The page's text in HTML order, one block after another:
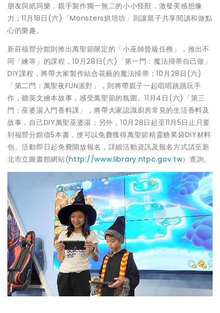
朋友與紙同樂，親手製作獨一無二的小小怪獸，激發美感想像
力；11月18日(六)「Monsters烘培坊」則讓親子共享閱讀和做點
心的樂趣。
新莊福營分館則推出萬聖節限定的「小巫師晉級任務」，推出不
同「練等」的課程，10月28日(六)「第一門：魔法掃帚自己做」
DIY課程，將帶大家製作結合花藝的魔法掃帚；10月28日(六)
「第二門：萬聖夜FUN派對」，則將帶親子一起唱唱跳跳玩手
作，聽英文繪本故事，感受萬聖節的氛圍。11月4日(六)「第三
門：巫婆湯入門香料課」，將帶大家認識廚房常見的生活香料及
故事，自己DIY萬聖巫婆湯；另外，10月28日起至11月5日止只要
到福營分館借5本書，便可以免費獲得萬聖節精靈糖果袋DIY材料
包。活動即日起免費開放報名，詳細活動資訊及報名方式請至新
北市立圖書館網站(http://www.library.ntpc.gov.tw）查詢。